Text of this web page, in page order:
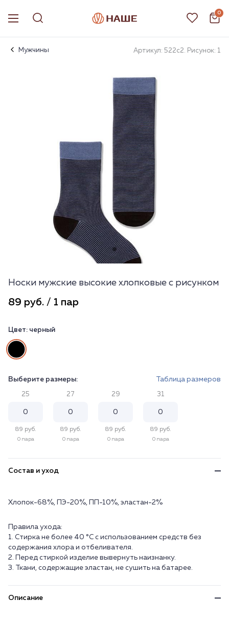
0
Мужчины Артикул: 522с2. Рисунок: 1
Носки мужские высокие хлопковые с рисунком
89 руб. / 1 пар
Цвет: черный
Выберите размеры: Таблица размеров
25
89 руб.
0 пара
27
89 руб.
0 пара
29
89 руб.
0 пара
31
89 руб.
0 пара
Состав и уход
Хлопок-68%, ПЭ-20%, ПП-10%, эластан-2%
Правила ухода:
1. Стирка не более 40 °C с использованием средств без
содержания хлора и отбеливателя.
2. Перед стиркой изделие вывернуть наизнанку.
3. Ткани, содержащие эластан, не сушить на батарее.
Описание